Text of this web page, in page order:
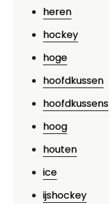
heren
hockey
hoge
hoofdkussen
hoofdkussens
hoog
houten
ice
ijshockey